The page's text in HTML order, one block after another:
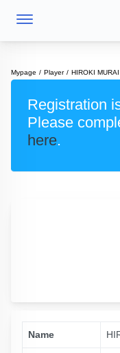
Mypage Player HIROKI MURAI
Registration
Please
here.
Name